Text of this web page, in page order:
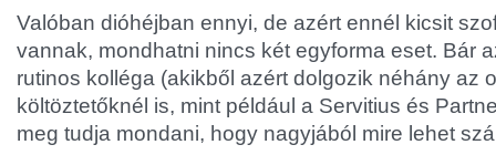
Valóban dióhéjban ennyi, de azért ennél kicsit
vannak, mondhatni nincs két egyforma eset. Bár
rutinos kolléga (akikből azért dolgozik néhány az
költöztetőknél is, mint például a Servitius és
meg tudja mondani, hogy nagyjából mire lehet